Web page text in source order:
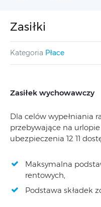
Zasiłki
Kategoria Płace
Zasiłek wychowawczy
Dla celów wypełniania
przebywające na
ubezpieczenia 12 11
Maksymalna
rentowych,
Podstawa składek